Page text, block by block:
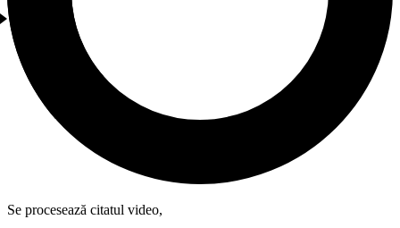
Se procesează citatul video,